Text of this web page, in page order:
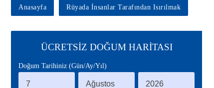
Anasayfa Rüyada İnsanlar Tarafından Isırılmak
ÜCRETSİZ DOĞUM HARİTASI
Doğum Tarihiniz (Gün/Ay/Yıl)